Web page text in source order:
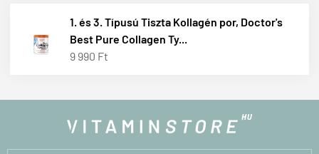
1. és 3. Típusú Tiszta Kollagén por, Doctor's
Best Pure Collagen Ty...
9 990 Ft